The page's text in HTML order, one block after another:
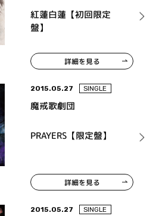
紅蓮白蓮【初回限定
盤】
詳細を見る
2015.05.27 SINGLE
魔戒歌劇団
PRAYERS【限定盤】
詳細を見る
2015.05.27 SINGLE